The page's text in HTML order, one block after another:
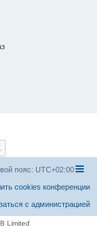
пояс: UTC+02:00
cookies конференции
с администрацией
Limited